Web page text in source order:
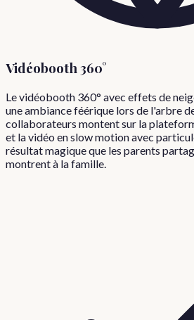
Vidéobooth 360°
Le vidéobooth 360° avec effets de
une ambiance féérique lors de l'arbre
collaborateurs montent sur la
et la vidéo en slow motion avec
résultat magique que les parents
montrent à la famille.